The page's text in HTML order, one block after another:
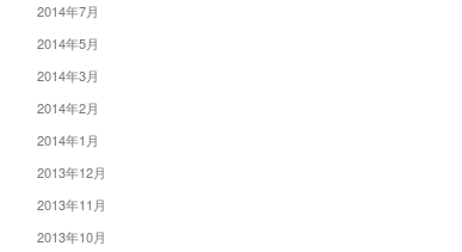
2014年7月
2014年5月
2014年3月
2014年2月
2014年1月
2013年12月
2013年11月
2013年10月